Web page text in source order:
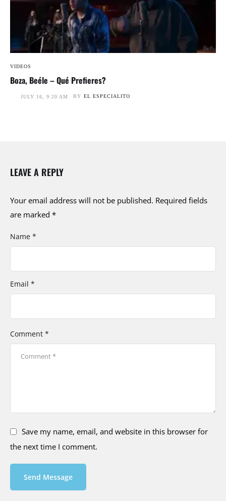
VIDEOS
Boza, Beéle – Qué Prefieres?
JULY 16, 9:20 AM BY EL ESPECIALITO
LEAVE A REPLY
Your email address will not be published. Required fields
are marked *
Comment *
Name *
Email *
Save my name, email, and website in this browser for
the next time I comment.
Send Message